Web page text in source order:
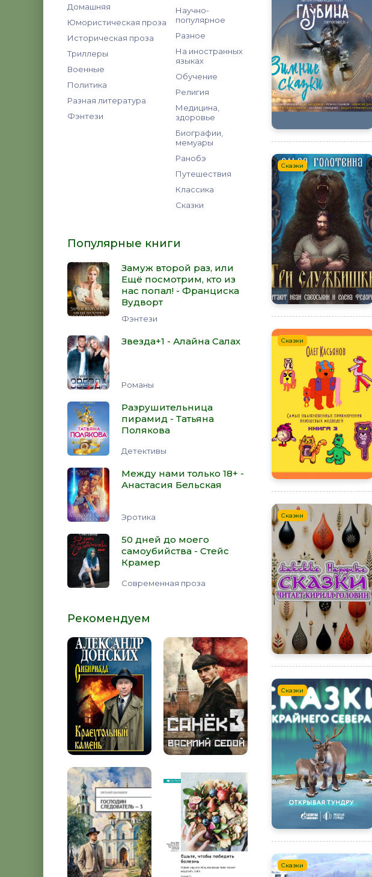
Домашняя
Юмористическая проза
Историческая проза
Триллеры
Военные
Политика
Разная литература
Фэнтези
Научно-
популярное
Разное
На иностранных
языках
Обучение
Религия
Медицина,
здоровье
Биографии,
мемуары
Ранобэ
Путешествия
Классика
Сказки
Популярные книги
Замуж второй раз, или
Ещё посмотрим, кто из
нас попал! - Франциска
Вудворт
Фэнтези
Звезда+1 - Алайна Салах
Романы
Разрушительница
пирамид - Татьяна
Полякова
Детективы
Между нами только 18+ -
Анастасия Бельская
Эротика
50 дней до моего
самоубийства - Стейс
Крамер
Современная проза
Рекомендуем
Сказки
Сказки
Сказки
Сказки
Сказки